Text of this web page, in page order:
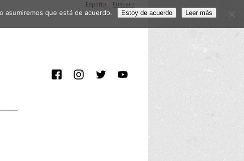
Español Euskara
asumiremos que está de acuerdo. Estoy de acuerdo Leer más